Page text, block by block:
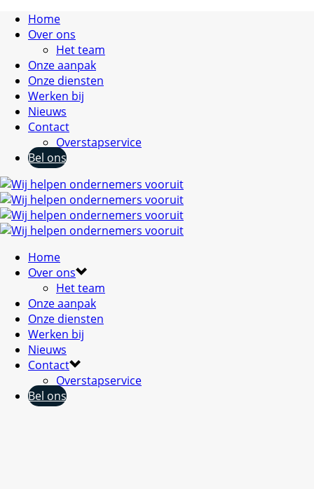
Home
Over ons
Het team
Onze aanpak
Onze diensten
Werken bij
Nieuws
Contact
Overstapservice
Bel ons
Home
Over ons
Het team
Onze aanpak
Onze diensten
Werken bij
Nieuws
Contact
Overstapservice
Bel ons